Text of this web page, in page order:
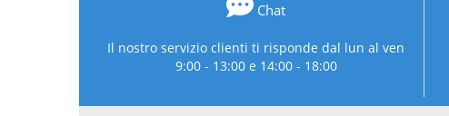
Chat
Il nostro servizio clienti ti risponde dal lun al ven
9:00 - 13:00 e 14:00 - 18:00